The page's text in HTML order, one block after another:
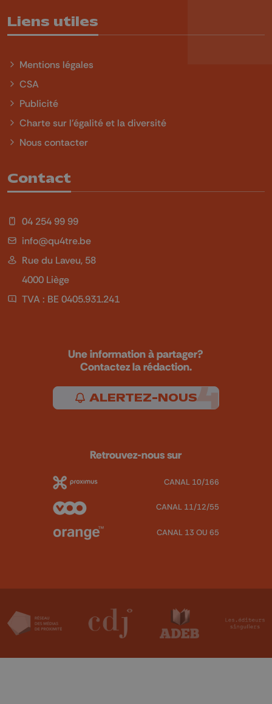
Liens utiles
Mentions légales
CSA
Publicité
Charte sur l'égalité et la diversité
Nous contacter
Contact
04 254 99 99
info@qu4tre.be
Rue du Laveu, 58
4000 Liège
TVA : BE 0405.931.241
Une information à partager?
Contactez la rédaction.
ALERTEZ-NOUS
Retrouvez-nous sur
CANAL 10/166
CANAL 11/12/55
CANAL 13 OU 65